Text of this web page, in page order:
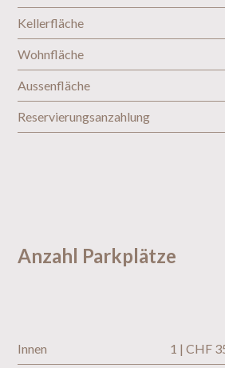
Kellerfläche
Wohnfläche
Aussenfläche
Reservierungsanzahlung
Anzahl Parkplätze
Innen 1 | CHF